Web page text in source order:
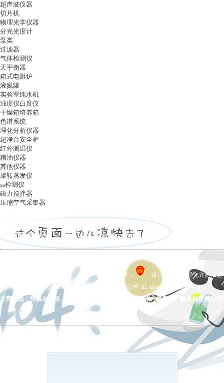
超声波仪器
切片机
物理光学仪器
分光光度计
泵类
过滤器
气体检测仪
天平衡器
箱式电阻炉
液氮罐
实验室纯水机
浊度仪白度仪
干燥箱培养箱
色谱系统
理化分析仪器
超净台安全柜
红外测温仪
粮油仪器
其他仪器
旋转蒸发仪
ss检测仪
磁力搅拌器
压缩空气采集器
ag凯发k8国际 | 关于ag凯发k8国际 | ag凯发k8国际的产品展示
备案号：
设计制作，未经允许翻录
ag凯发k8国际 copyright © 上海五相仪器仪表有限公司 all rights reserved.
主营产品：恒温金属浴、拍打式均质器、氮吹仪、干燥箱、培养箱、数显粘度计和
ag凯发k8国际的友情链接：